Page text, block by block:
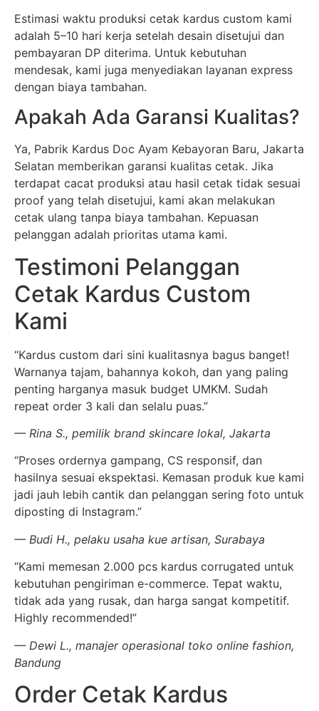
Estimasi waktu produksi cetak kardus custom kami
adalah 5–10 hari kerja setelah desain disetujui dan
pembayaran DP diterima. Untuk kebutuhan
mendesak, kami juga menyediakan layanan express
dengan biaya tambahan.
Apakah Ada Garansi Kualitas?
Ya, Pabrik Kardus Doc Ayam Kebayoran Baru, Jakarta
Selatan memberikan garansi kualitas cetak. Jika
terdapat cacat produksi atau hasil cetak tidak sesuai
proof yang telah disetujui, kami akan melakukan
cetak ulang tanpa biaya tambahan. Kepuasan
pelanggan adalah prioritas utama kami.
Testimoni Pelanggan
Cetak Kardus Custom
Kami
“Kardus custom dari sini kualitasnya bagus banget!
Warnanya tajam, bahannya kokoh, dan yang paling
penting harganya masuk budget UMKM. Sudah
repeat order 3 kali dan selalu puas.”
— Rina S., pemilik brand skincare lokal, Jakarta
“Proses ordernya gampang, CS responsif, dan
hasilnya sesuai ekspektasi. Kemasan produk kue kami
jadi jauh lebih cantik dan pelanggan sering foto untuk
diposting di Instagram.”
— Budi H., pelaku usaha kue artisan, Surabaya
“Kami memesan 2.000 pcs kardus corrugated untuk
kebutuhan pengiriman e-commerce. Tepat waktu,
tidak ada yang rusak, dan harga sangat kompetitif.
Highly recommended!”
— Dewi L., manajer operasional toko online fashion,
Bandung
Order Cetak Kardus